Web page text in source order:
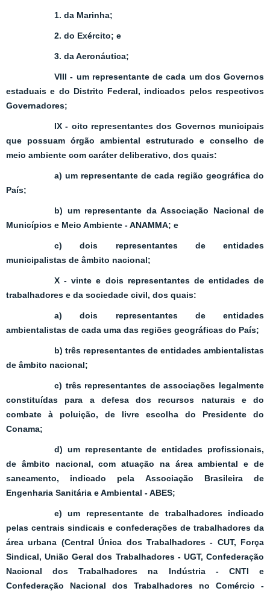
1. da Marinha;
2. do Exército; e
3. da Aeronáutica;
VIII - um representante de cada um dos Governos
estaduais e do Distrito Federal, indicados pelos respectivos
Governadores;
IX - oito representantes dos Governos municipais
que possuam órgão ambiental estruturado e conselho de
meio ambiente com caráter deliberativo, dos quais:
a) um representante de cada região geográfica do
País;
b) um representante da Associação Nacional de
Municípios e Meio Ambiente - ANAMMA; e
c) dois representantes de entidades
municipalistas de âmbito nacional;
X - vinte e dois representantes de entidades de
trabalhadores e da sociedade civil, dos quais:
a) dois representantes de entidades
ambientalistas de cada uma das regiões geográficas do País;
b) três representantes de entidades ambientalistas
de âmbito nacional;
c) três representantes de associações legalmente
constituídas para a defesa dos recursos naturais e do
combate à poluição, de livre escolha do Presidente do
Conama;
d) um representante de entidades profissionais,
de âmbito nacional, com atuação na área ambiental e de
saneamento, indicado pela Associação Brasileira de
Engenharia Sanitária e Ambiental - ABES;
e) um representante de trabalhadores indicado
pelas centrais sindicais e confederações de trabalhadores da
área urbana (Central Única dos Trabalhadores - CUT, Força
Sindical, União Geral dos Trabalhadores - UGT, Confederação
Nacional dos Trabalhadores na Indústria - CNTI e
Confederação Nacional dos Trabalhadores no Comércio -